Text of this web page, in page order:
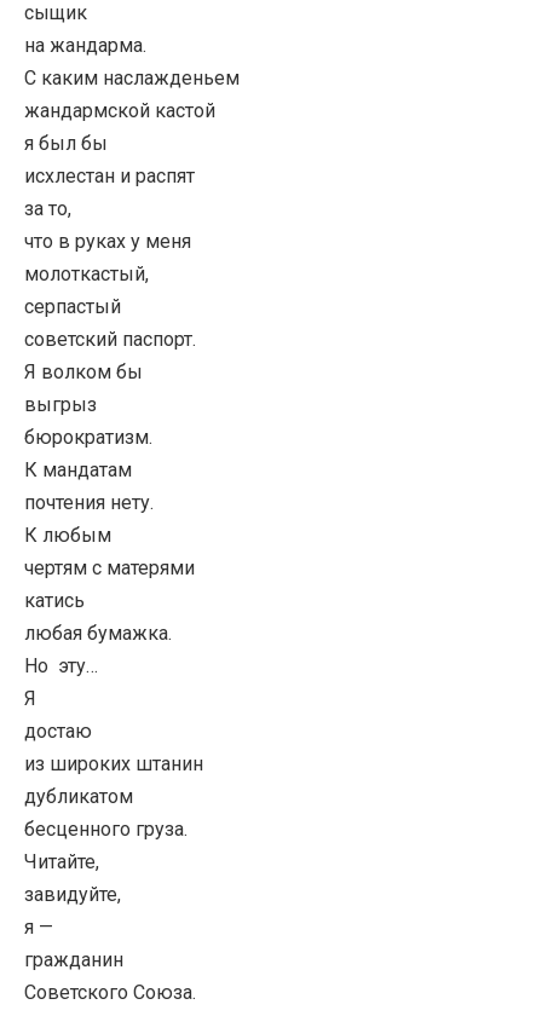
сыщик
на жандарма.
С каким наслажденьем
жандармской кастой
я был бы
исхлестан и распят
за то,
что в руках у меня
молоткастый,
серпастый
советский паспорт.
Я волком бы
выгрыз
бюрократизм.
К мандатам
почтения нету.
К любым
чертям с матерями
катись
любая бумажка.
Но эту…
Я
достаю
из широких штанин
дубликатом
бесценного груза.
Читайте,
завидуйте,
я —
гражданин
Советского Союза.